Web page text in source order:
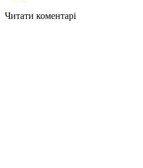
Читати коментарі